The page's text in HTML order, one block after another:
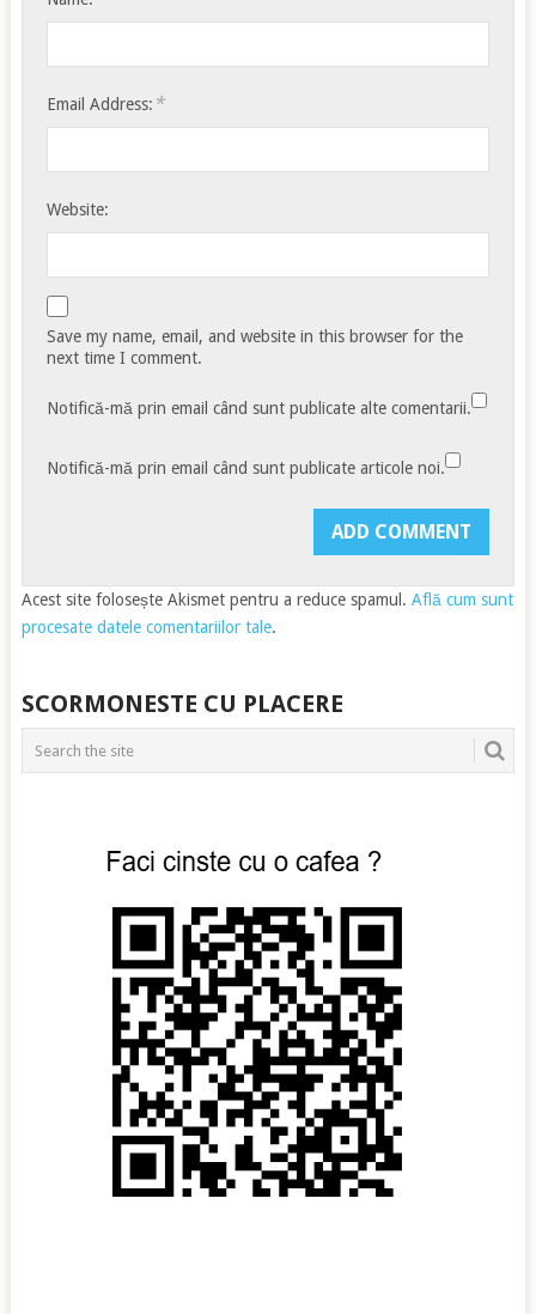
Email Address: *
Website:
Save my name, email, and website in this browser for the
next time I comment.
Notifică-mă prin email când sunt publicate alte comentarii.
Notifică-mă prin email când sunt publicate articole noi.
Acest site folosește Akismet pentru a reduce spamul. Află cum sunt
procesate datele comentariilor tale.
SCORMONESTE CU PLACERE